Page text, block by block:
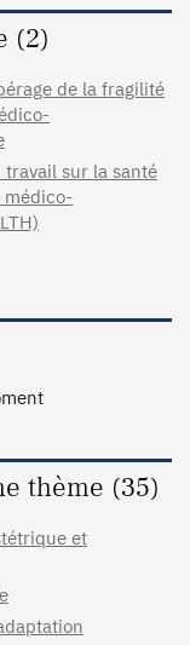
(2)
de la fragilité
sur la santé
médico-
thème (35)
et